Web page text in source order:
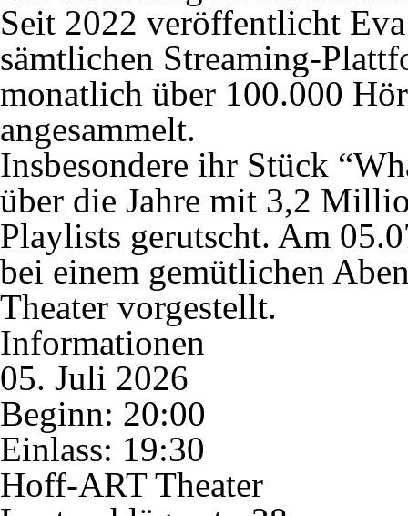
Seit 2022 veröffentlicht
sämtlichen Streaming-
monatlich über 100.000
angesammelt.
Insbesondere ihr Stück
über die Jahre mit 3,2
Playlists gerutscht. Am
bei einem gemütlichen
Theater vorgestellt.
Informationen
05. Juli 2026
Beginn: 20:00
Einlass: 19:30
Hoff-ART Theater